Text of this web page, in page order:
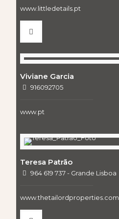
www.littledetails.pt
Viviane Garcia
916092705
www.pt
Teresa Patrão
964 619 737 - Grande Lisboa
www.thetailordproperties.com